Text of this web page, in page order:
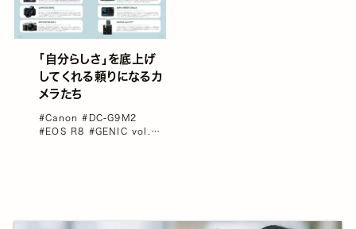
「自分らしさ」を底上げ
してくれる頼りになるカ
メラたち
#Canon#DC-G9M2
#EOS R8 #GENIC vol.71